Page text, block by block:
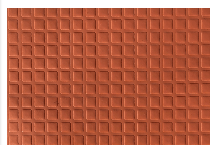
•Aluminum PVCμε μεταλλικό look.
Περιλαμβάνονται προϊόντα με πιστοποίησηBfl-S1 (Αντίδραση
στη Φωτιά), απαραίτητη για δημόσιους και επαγγελματικούς
χώρους όπως καταστήματα, ξενοδοχεία, γραφεία, σχολεία και
νοσοκομεία
ΤαΠλαστικά Δάπεδα Βινυλίου PVC με σχέδιο μοτίβοαποτελούν
οικονομική και αξιόπιστη λύση για χώρους που απαιτούν αντοχή
και ξεχωριστό στυλ.
Για περισσότερες πληροφορίες και καθοδήγηση στην επιλογή
δαπέδου καλέστε μας στο 2130122360.